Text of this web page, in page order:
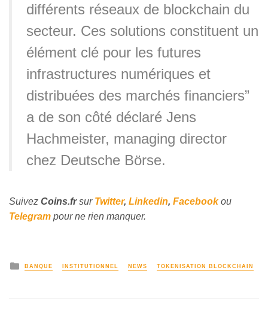
différents réseaux de blockchain du
secteur. Ces solutions constituent un
élément clé pour les futures
infrastructures numériques et
distribuées des marchés financiers”
a de son côté déclaré Jens
Hachmeister, managing director
chez Deutsche Börse.
Suivez Coins.frsur Twitter, Linkedin, Facebookou
Telegram pour ne rien manquer.
BANQUE INSTITUTIONNEL NEWS TOKENISATION BLOCKCHAIN